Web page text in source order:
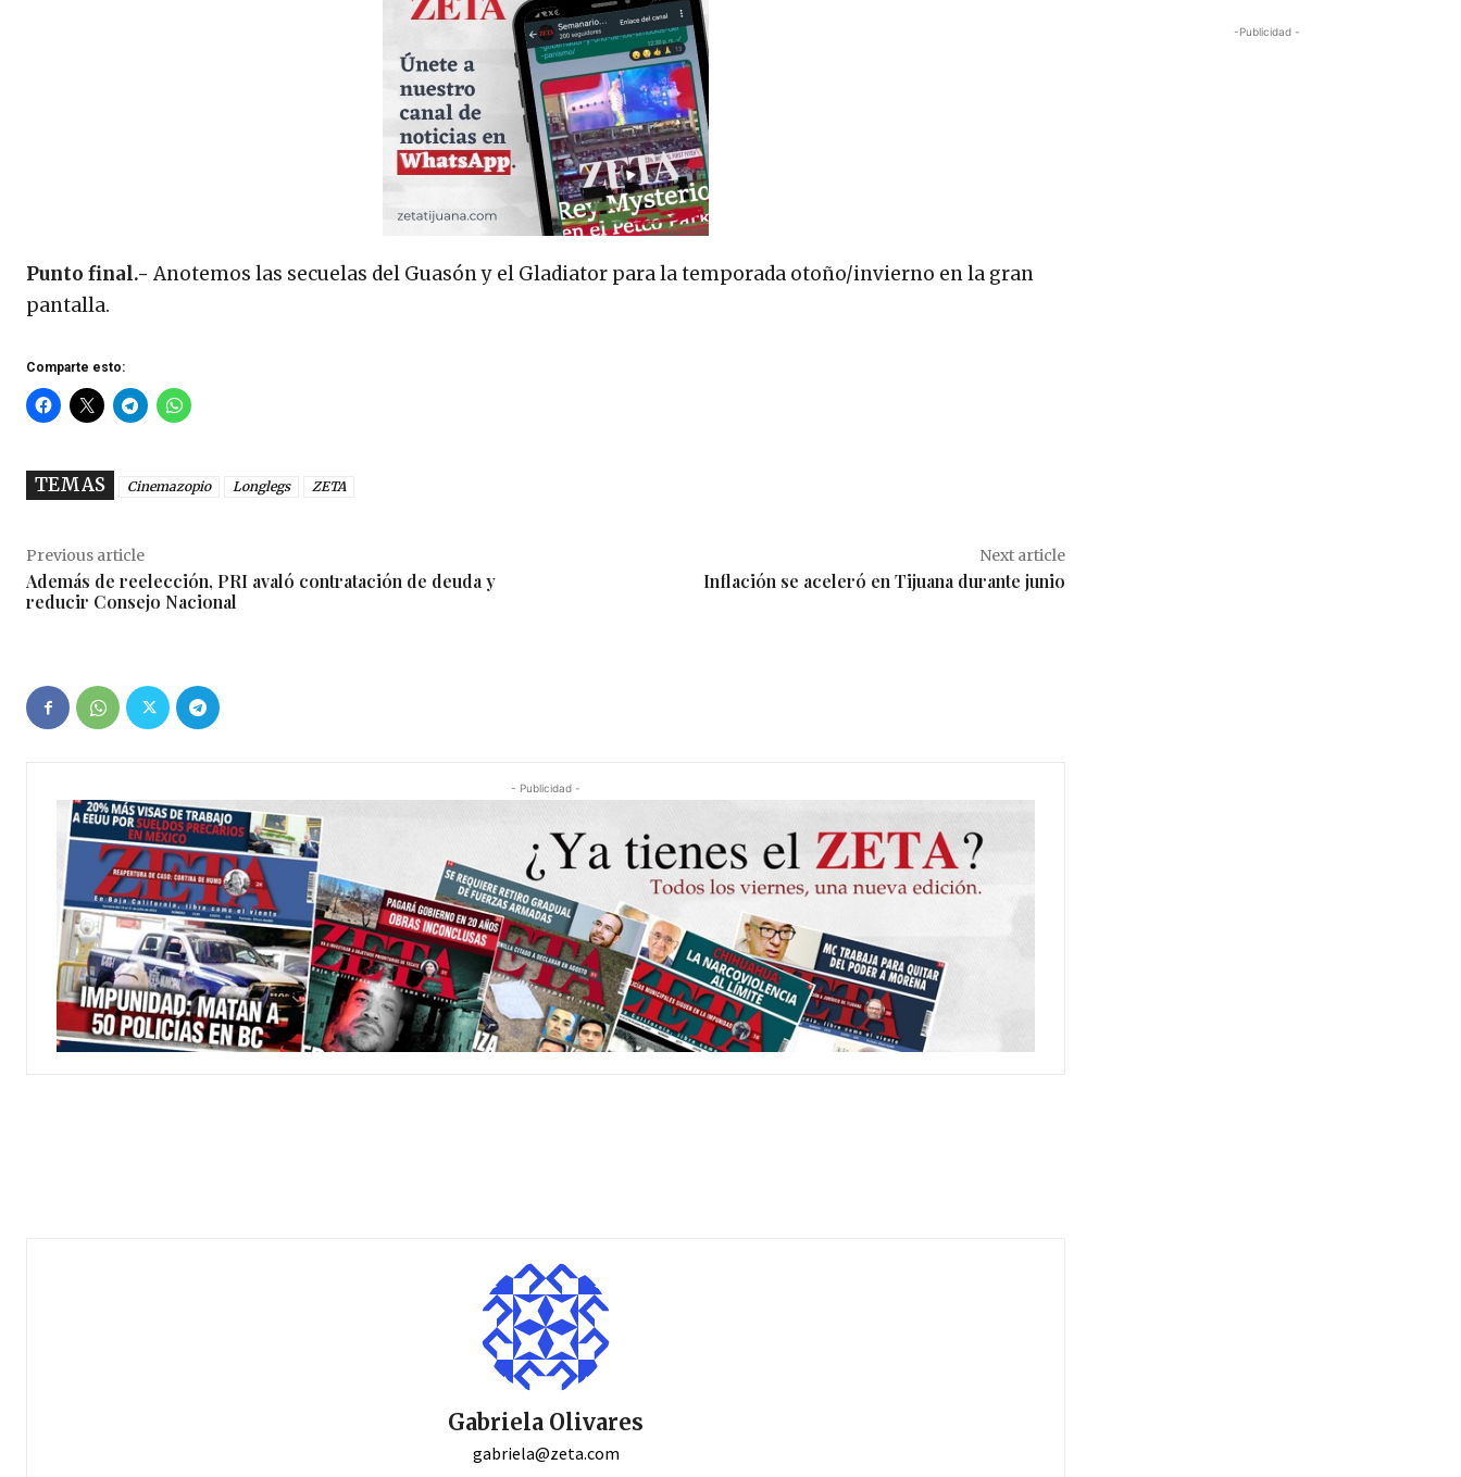
Punto final.- Anotemos las secuelas del Guasón y el Gladiator para la temporada otoño/invierno en la gran
pantalla.
Comparte esto:
TEMAS Cinemazopio Longlegs ZETA
Previous article
Además de reelección, PRI avaló contratación de deuda y
reducir Consejo Nacional
Next article
Inflación se aceleró en Tijuana durante junio
- Publicidad -
Gabriela Olivares
gabriela@zeta.com
-Publicidad -